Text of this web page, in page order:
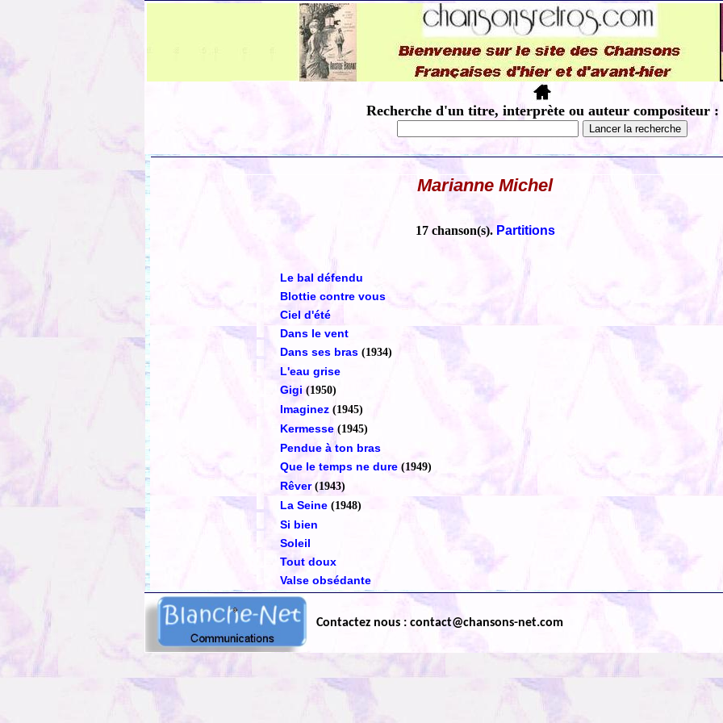
Recherche d'un titre, interprète ou auteur compositeur :
Marianne Michel
17 chanson(s). Partitions
Le bal défendu
Blottie contre vous
Ciel d'été
Dans le vent
Dans ses bras (1934)
L'eau grise
Gigi (1950)
Imaginez (1945)
Kermesse (1945)
Pendue à ton bras
Que le temps ne dure (1949)
Rêver (1943)
La Seine (1948)
Si bien
Soleil
Tout doux
Valse obsédante
Contactez nous : contact@chansons-net.com